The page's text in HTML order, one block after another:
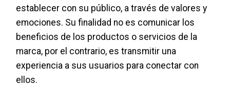
establecer con su público, a través de valores y
emociones. Su finalidad no es comunicar los
beneficios de los productos o servicios de la
marca, por el contrario, es transmitir una
experiencia a sus usuarios para conectar con
ellos.